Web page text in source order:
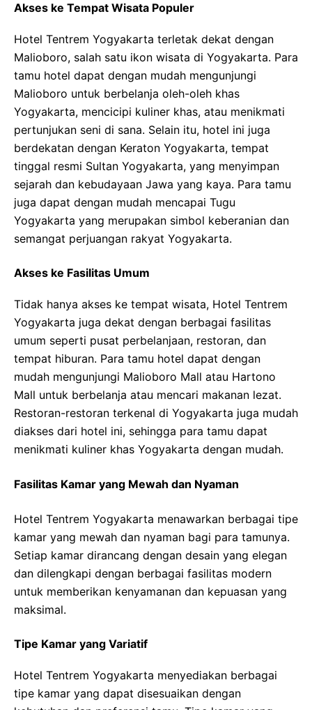
Akses ke Tempat Wisata Populer
Hotel Tentrem Yogyakarta terletak dekat dengan
Malioboro, salah satu ikon wisata di Yogyakarta. Para
tamu hotel dapat dengan mudah mengunjungi
Malioboro untuk berbelanja oleh-oleh khas
Yogyakarta, mencicipi kuliner khas, atau menikmati
pertunjukan seni di sana. Selain itu, hotel ini juga
berdekatan dengan Keraton Yogyakarta, tempat
tinggal resmi Sultan Yogyakarta, yang menyimpan
sejarah dan kebudayaan Jawa yang kaya. Para tamu
juga dapat dengan mudah mencapai Tugu
Yogyakarta yang merupakan simbol keberanian dan
semangat perjuangan rakyat Yogyakarta.
Akses ke Fasilitas Umum
Tidak hanya akses ke tempat wisata, Hotel Tentrem
Yogyakarta juga dekat dengan berbagai fasilitas
umum seperti pusat perbelanjaan, restoran, dan
tempat hiburan. Para tamu hotel dapat dengan
mudah mengunjungi Malioboro Mall atau Hartono
Mall untuk berbelanja atau mencari makanan lezat.
Restoran-restoran terkenal di Yogyakarta juga mudah
diakses dari hotel ini, sehingga para tamu dapat
menikmati kuliner khas Yogyakarta dengan mudah.
Fasilitas Kamar yang Mewah dan Nyaman
Hotel Tentrem Yogyakarta menawarkan berbagai tipe
kamar yang mewah dan nyaman bagi para tamunya.
Setiap kamar dirancang dengan desain yang elegan
dan dilengkapi dengan berbagai fasilitas modern
untuk memberikan kenyamanan dan kepuasan yang
maksimal.
Tipe Kamar yang Variatif
Hotel Tentrem Yogyakarta menyediakan berbagai
tipe kamar yang dapat disesuaikan dengan